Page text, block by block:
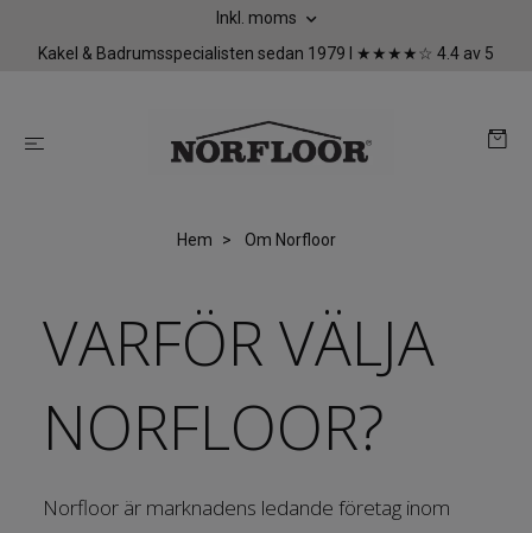
Inkl. moms
Kakel & Badrumsspecialisten sedan 1979 I ★★★★☆ 4.4 av 5
Hem Om Norfloor
VARFÖR VÄLJA
NORFLOOR?
Norfloor är marknadens ledande företag inom